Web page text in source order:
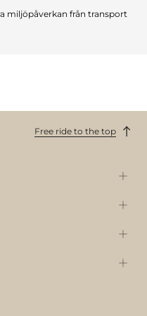
miljöpåverkan från transport
Free ride to the top